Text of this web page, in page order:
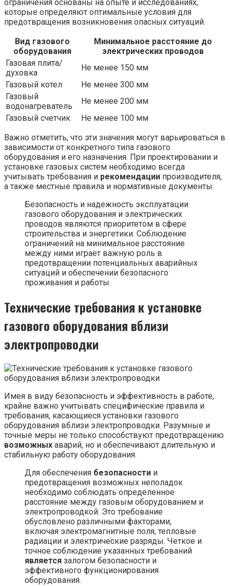
ограничения основаны на опыте и исследованиях,
которые определяют оптимальные условия для
предотвращения возникновения опасных ситуаций.
Вид газового
оборудования
Минимальное расстояние до
электрических проводов
Газовая плита/
духовка
Не менее 150 мм
Газовый котел
Не менее 300 мм
Газовый
водонагреватель
Не менее 200 мм
Газовый счетчик
Не менее 100 мм
Важно отметить, что эти значения могут варьироваться в
зависимости от конкретного типа газового
оборудования и его назначения. При проектировании и
установке газовых систем необходимо всегда
учитывать требования и рекомендации производителя,
а также местные правила и нормативные документы.
Безопасность и надежность эксплуатации
газового оборудования и электрических
проводов являются приоритетом в сфере
строительства и энергетики. Соблюдение
ограничений на минимальное расстояние
между ними играет важную роль в
предотвращении потенциальных аварийных
ситуаций и обеспечении безопасного
проживания и работы.
Технические требования к установке
газового оборудования вблизи
электропроводки
Имея в виду безопасность и эффективность в работе,
крайне важно учитывать специфические правила и
требования, касающиеся установки газового
оборудования вблизи электропроводки. Разумные и
точные меры не только способствуют предотвращению
возможных аварий, но и обеспечивают длительную и
стабильную работу оборудования.
Для обеспечения безопасности и
предотвращения возможных неполадок
необходимо соблюдать определенное
расстояние между газовым оборудованием и
электропроводкой. Это требование
обусловлено различными факторами,
включая электромагнитные поля, тепловые
радиации и электрические разряды. Четкое и
точное соблюдение указанных требований
является залогом безопасности и
эффективного функционирования
оборудования.